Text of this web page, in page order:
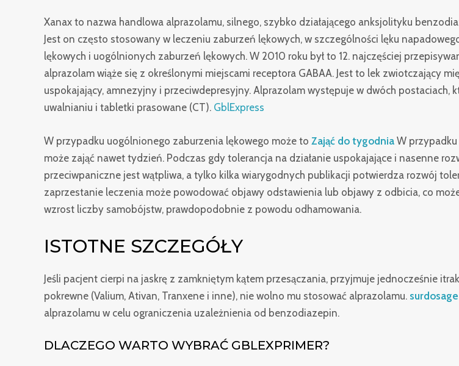
Xanax to nazwa handlowa alprazolamu, silnego, szybko działającego anksjolityku
Jest on często stosowany w leczeniu zaburzeń lękowych, w szczególności lęku
lękowych i uogólnionych zaburzeń lękowych. W 2010 roku był to 12. najczęściej
alprazolam wiąże się z określonymi miejscami receptora GABAA. Jest to lek zwiotczający
uspokajający, amnezyjny i przeciwdepresyjny. Alprazolam występuje w dwóch postaciach,
uwalnianiu i tabletki prasowane (CT). GblExpress
W przypadku uogólnionego zaburzenia lękowego może to Zająć do tygodnia W
może zająć nawet tydzień. Podczas gdy tolerancja na działanie uspokajające i nasenne
przeciwpaniczne jest wątpliwa, a tylko kilka wiarygodnych publikacji potwierdza rozwój
zaprzestanie leczenia może powodować objawy odstawienia lub objawy z odbicia, co
wzrost liczby samobójstw, prawdopodobnie z powodu odhamowania.
ISTOTNE SZCZEGÓŁY
Jeśli pacjent cierpi na jaskrę z zamkniętym kątem przesączania, przyjmuje jednocześnie
pokrewne (Valium, Ativan, Tranxene i inne), nie wolno mu stosować alprazolamu.
alprazolamu w celu ograniczenia uzależnienia od benzodiazepin.
DLACZEGO WARTO WYBRAĆ GBLEXPRIMER?